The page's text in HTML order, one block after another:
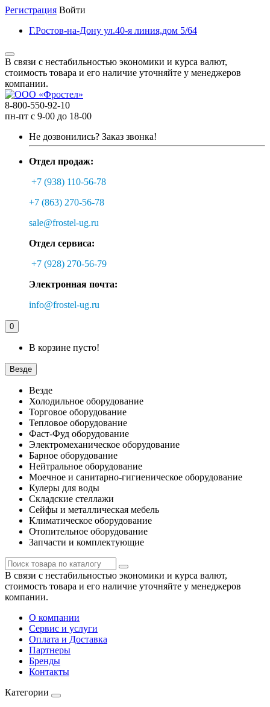
Регистрация Войти
Г.Ростов-на-Дону ул.40-я линия,дом 5/64
В связи с нестабильностью экономики и курса валют,
стоимость товара и его наличие уточняйте у менеджеров
компании.
8-800-550-92-10
пн-пт с 9-00 до 18-00
Не дозвонились? Заказ звонка!
Отдел продаж:
+7 (938) 110-56-78
+7 (863) 270-56-78
sale@frostel-ug.ru
Отдел сервиса:
+7 (928) 270-56-79
Электронная почта:
info@frostel-ug.ru
0
В корзине пусто!
Везде
Везде
Холодильное оборудование
Торговое оборудование
Тепловое оборудование
Фаст-Фуд оборудование
Электромеханическое оборудование
Барное оборудование
Нейтральное оборудование
Моечное и санитарно-гигиеническое оборудование
Кулеры для воды
Складские стеллажи
Сейфы и металлическая мебель
Климатическое оборудование
Отопительное оборудование
Запчасти и комплектующие
В связи с нестабильностью экономики и курса валют,
стоимость товара и его наличие уточняйте у менеджеров
компании.
О компании
Сервис и услуги
Оплата и Доставка
Партнеры
Бренды
Контакты
Категории